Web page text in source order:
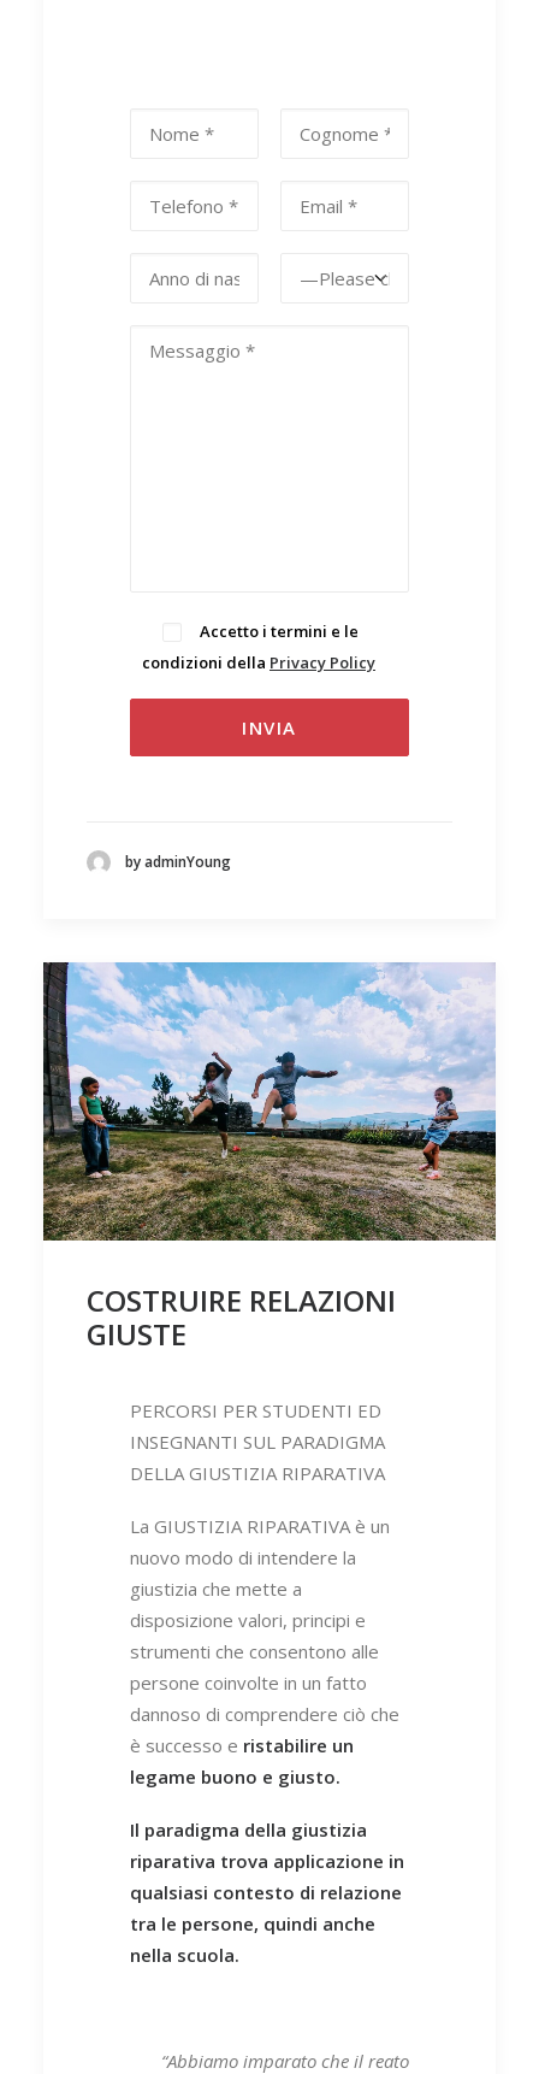
Accetto i termini e le
condizioni della Privacy Policy
by adminYoung
COSTRUIRE RELAZIONI
GIUSTE
PERCORSI PER STUDENTI ED
INSEGNANTI SUL PARADIGMA
DELLA GIUSTIZIA RIPARATIVA
La GIUSTIZIA RIPARATIVA è un
nuovo modo di intendere la
giustizia che mette a
disposizione valori, principi e
strumenti che consentono alle
persone coinvolte in un fatto
dannoso di comprendere ciò che
è successo e ristabilire un
legame buono e giusto.
Il paradigma della giustizia
riparativa trova applicazione in
qualsiasi contesto di relazione
tra le persone, quindi anche
nella scuola.
“Abbiamo imparato che il reato